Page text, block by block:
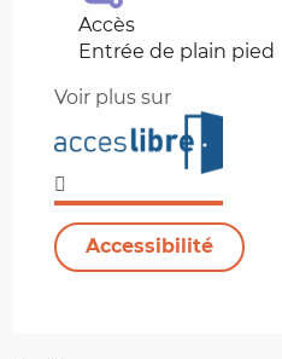
Accès
Entrée de plain pied
Voir plus sur
Accessibilité